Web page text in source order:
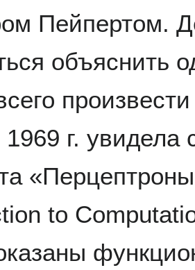
Пейпертом.
объяснить
1969 г. увидела
to